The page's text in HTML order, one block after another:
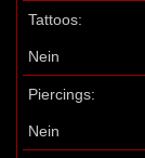
Tattoos:
Nein
Piercings:
Nein